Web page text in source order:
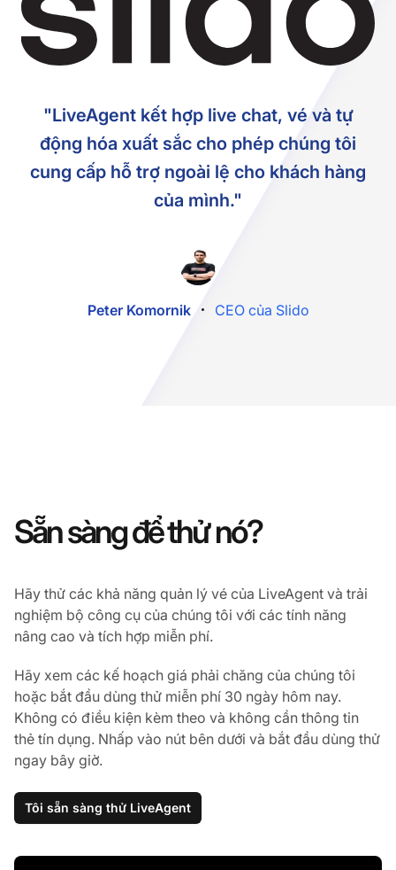
"LiveAgent kết hợp live chat, vé và tự
động hóa xuất sắc cho phép chúng tôi
cung cấp hỗ trợ ngoài lệ cho khách hàng
của mình."
Peter Komornik CEO của Slido
Sẵn sàng để thử nó?
Hãy thử các khả năng quản lý vé của LiveAgent và trải
nghiệm bộ công cụ của chúng tôi với các tính năng
nâng cao và tích hợp miễn phí.
Hãy xem các kế hoạch giá phải chăng của chúng tôi
hoặc bắt đầu dùng thử miễn phí 30 ngày hôm nay.
Không có điều kiện kèm theo và không cần thông tin
thẻ tín dụng. Nhấp vào nút bên dưới và bắt đầu dùng thử
ngay bây giờ.
Tôi sẵn sàng thử LiveAgent